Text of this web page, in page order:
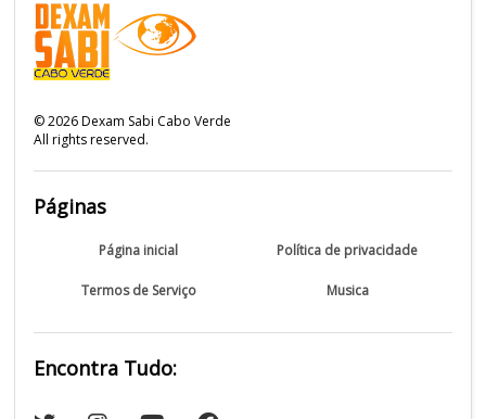
©2026Dexam Sabi Cabo Verde
All rights reserved.
Páginas
Página inicial Política de privacidade
Termos de Serviço Musica
Encontra Tudo: